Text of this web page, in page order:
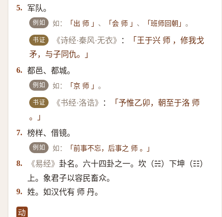
5. 军队。
例如 如： 「出 师 」 、 「会 师 」 、 「班师回朝」。
书证 《诗经·秦风·无衣》 ：
「王于兴 师 ，修我戈
矛，与子同仇。」
6. 都邑、都城。
例如 如： 「京 师 」。
书证 《书经·洛诰》 ：
「予惟乙卯，朝至于洛 师
。」
7. 榜样、借镜。
例如 如： 「前事不忘，后事之 师 。」
8. 《易经》 卦名。六十四卦之一。坎（☵）​下坤（☷）​
上。象君子以容民畜众。
9. 姓。如汉代有 师 丹。
动